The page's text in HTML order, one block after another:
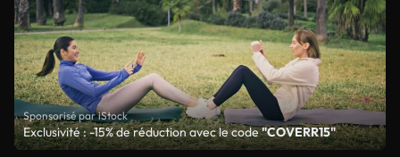
Sponsorisé par iStock
Exclusivité : -15% de réduction avec le code"COVERR15"